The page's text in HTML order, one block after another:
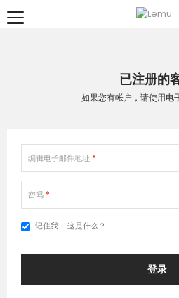
已注册的
如果您有帐户，请使用电
编辑电子邮件地址
密码
记住我 这是什么？
登录